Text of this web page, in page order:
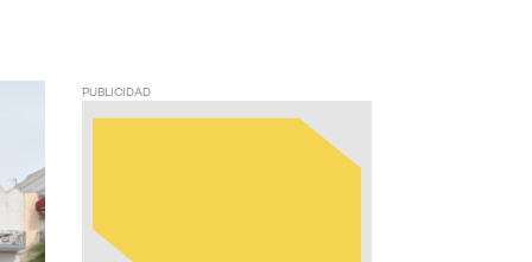
PUBLICIDAD